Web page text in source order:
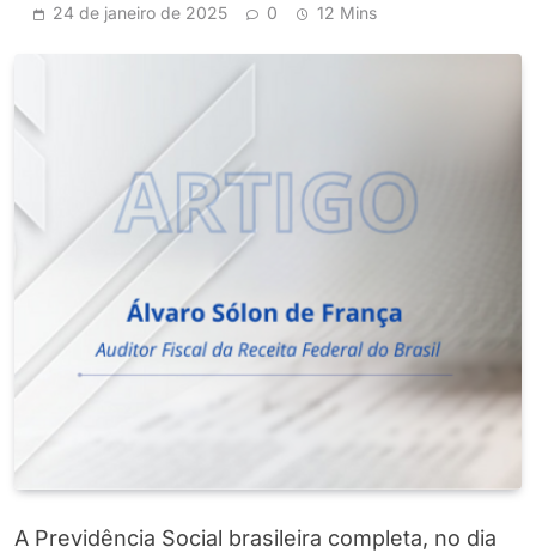
24 de janeiro de 2025 0 12 Mins
A Previdência Social brasileira completa, no dia